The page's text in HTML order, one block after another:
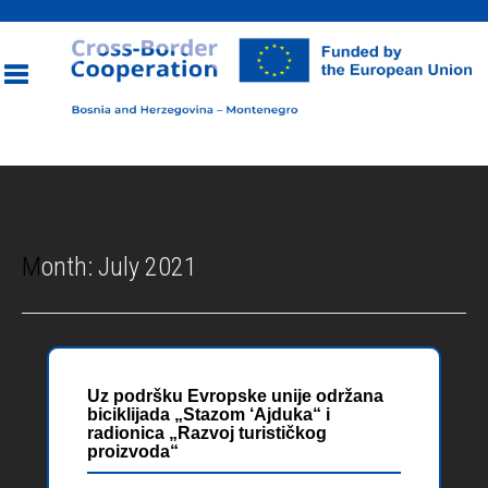
Month: July 2021
Uz podršku Evropske unije održana
biciklijada „Stazom ‘Ajduka“ i
radionica „Razvoj turističkog
proizvoda“